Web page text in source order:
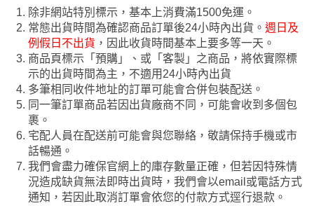
除非網站特別標示，基本上消費滿1500免運。
常態出貨時間為確認商品訂單後24小時內出貨。 週日及
例假日不出貨 ，因此收貨時間基本上要多等一天。
商品頁標示「預購」、或「客製」之商品，將依實際標
示的出貨時間為主，不適用24小時內出貨
多筆相同收件地址的訂單可能會合併包裝配送。
同一筆訂單商品若因出貨廠商不同，可能會收到多個包
裹。
宅配人員在配送前可能會與您聯絡，敬請保持手機或市
話暢通。
我們會盡力確保官網上的庫存數量正確，但若因特殊情
況造成缺貨無法即時出貨時，我們會以email或電話方式
通知，若因此取消訂單會依您的付款方式逕行退款。